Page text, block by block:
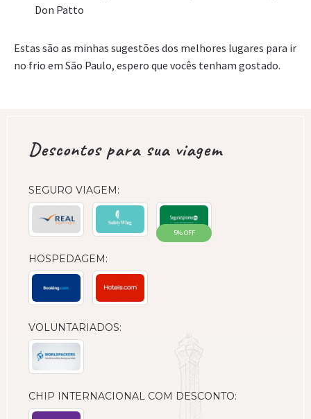
Don Patto
Estas são as minhas sugestões dos melhores lugares para ir
no frio em São Paulo, espero que vocês tenham gostado.
Descontos para sua viagem
SEGURO VIAGEM:
5% OFF
HOSPEDAGEM:
VOLUNTARIADOS:
CHIP INTERNACIONAL COM DESCONTO: